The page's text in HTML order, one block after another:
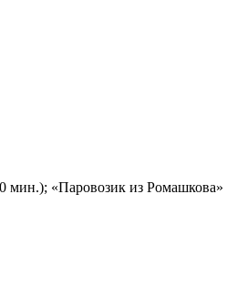
«Паровозик из